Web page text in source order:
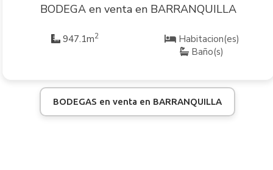
BODEGA en venta en BARRANQUILLA
947.1m2
Habitacion(es)
Baño(s)
BODEGAS en venta en BARRANQUILLA